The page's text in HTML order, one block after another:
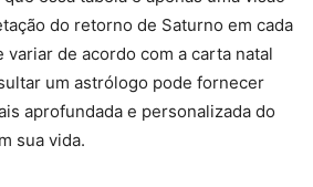
do retorno de Saturno em cada
variar de acordo com a carta natal
um astrólogo pode fornecer
aprofundada e personalizada do
sua vida.